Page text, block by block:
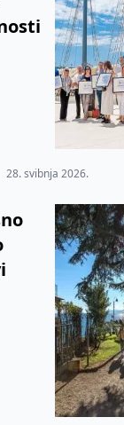
28. svibnja 2026.